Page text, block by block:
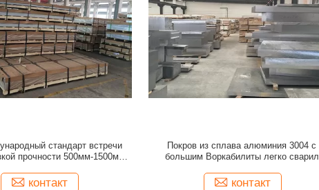
стандарт встречи
прочности 500мм-1500мм
контакт
Покров из сплава алюминия 3004 с
большим Воркабилиты легко сварил
контакт